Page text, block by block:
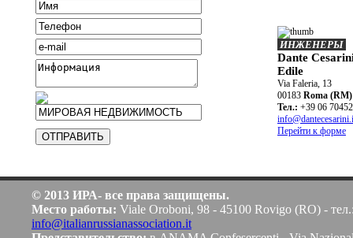
ИНЖЕНЕРЫ
Dante
Edile
Via Faleria, 13
00183 Roma (RM)
Teл.: +39 06
Перейти к форме
© 2013 ИРА- все права защищены.
Место работы: Viale Oroboni, 98 - 45100 Rovigo (RO) -
info@italianrussianassociation.it